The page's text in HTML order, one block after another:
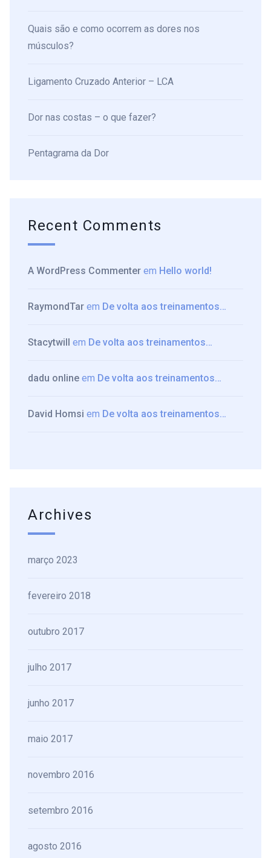
Quais são e como ocorrem as dores nos
músculos?
Ligamento Cruzado Anterior – LCA
Dor nas costas – o que fazer?
Pentagrama da Dor
Recent Comments
A WordPress Commenter em Hello world!
RaymondTar em De volta aos treinamentos…
Stacytwill em De volta aos treinamentos…
dadu online em De volta aos treinamentos…
David Homsi em De volta aos treinamentos…
Archives
março 2023
fevereiro 2018
outubro 2017
julho 2017
junho 2017
maio 2017
novembro 2016
setembro 2016
agosto 2016